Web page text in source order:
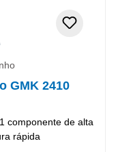
GMK 2410
componente de alta
rápida